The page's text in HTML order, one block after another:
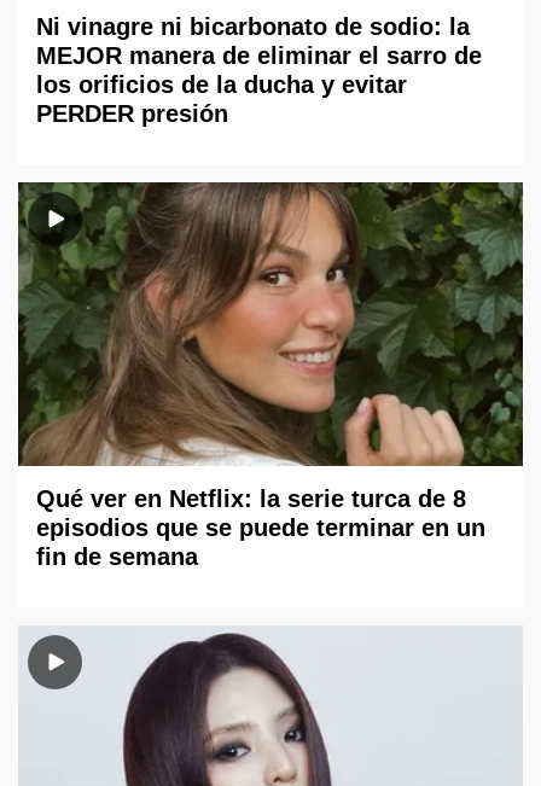
Ni vinagre ni bicarbonato de sodio: la
MEJOR manera de eliminar el sarro de
los orificios de la ducha y evitar
PERDER presión
Qué ver en Netflix: la serie turca de 8
episodios que se puede terminar en un
fin de semana